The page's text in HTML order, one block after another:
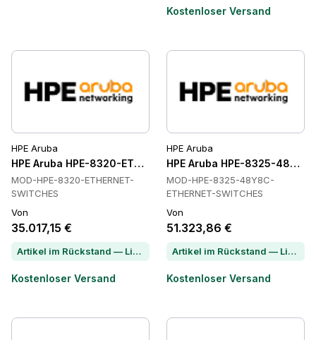
Kostenloser Versand
HPE Aruba
HPE Aruba HPE-8320-ETHERNET-SWITCHES Ethernet-
MOD-HPE-8320-ETHERNET-
SWITCHES
Von
35.017,15 €
Artikel im Rückstand — Lieferzeit per Chat erfragen
Kostenloser Versand
HPE Aruba
HPE Aruba HPE-8325-
MOD-HPE-8325-48Y8C-
ETHERNET-SWITCHES
Von
51.323,86 €
Artikel im Rückstand — Lieferzeit per Chat erfragen
Kostenloser Versand